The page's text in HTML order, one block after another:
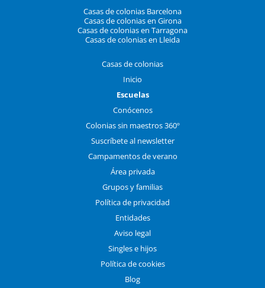
Casas de colonias Barcelona
Casas de colonias en Girona
Casas de colonias en Tarragona
Casas de colonias en Lleida
Casas de colonias
Inicio
Escuelas
Conócenos
Colonias sin maestros 360º
Suscríbete al newsletter
Campamentos de verano
Área privada
Grupos y familias
Política de privacidad
Entidades
Aviso legal
Singles e hijos
Política de cookies
Blog